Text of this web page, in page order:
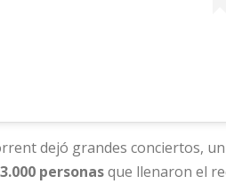
dejó grandes conciertos,
personasque llenaron el